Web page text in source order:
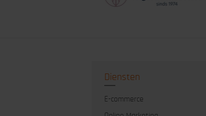
Diensten
E-commerce